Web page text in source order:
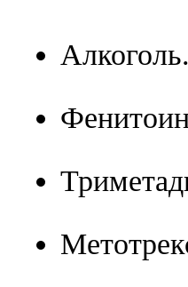
Алкоголь.